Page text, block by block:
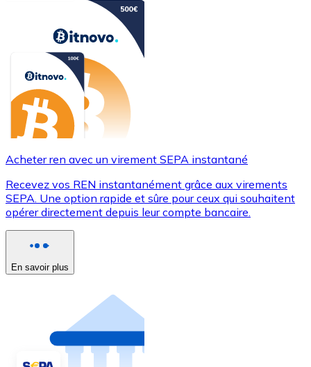
Acheter ren avec un virement SEPA instantané
Recevez vos REN instantanément grâce aux virements
SEPA. Une option rapide et sûre pour ceux qui souhaitent
opérer directement depuis leur compte bancaire.
En savoir plus